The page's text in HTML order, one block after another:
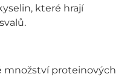
které hrají
množství proteinových